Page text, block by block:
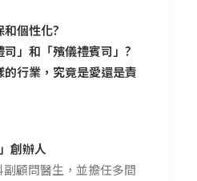
和個性化?
」和「殯儀禮賓司」?
行業，究竟是愛還是責
創辦人
顧問醫生，並擔任多間